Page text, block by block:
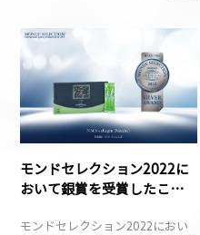
モンドセレクション2022に
おいて銀賞を受賞したこと
モンドセレクション2022におい